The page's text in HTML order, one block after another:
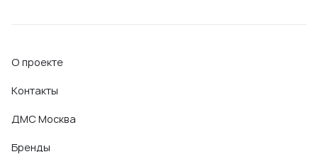
О проекте
Контакты
ДМС Москва
Бренды